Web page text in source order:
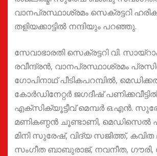
വാനപ്രസ്ഥാശ്രമം സെക്രട്ടറി
തളിയക്കാട്ടിൽ നന്ദിയും പറഞ്ഞു.
സേവാഭാരതി സെക്രട്ടറി വി.
രവീന്ദ്രൻ, വാനപ്രസ്ഥാശ്രമം
ഗോപിനാഥ് പീടികപറമ്പിൽ,
കോർഡിനേറ്റർ ജഗദീഷ്
എക്സിക്യൂട്ടീവ് മെമ്പർ ഒ.എൻ.
മണികണ്ഠൻ ചൂണ്ടാണി, മെഡിസെൽ
മിനി സുരേഷ്, വിദ്യ സജിത്ത്, കവിത
സംഗീത ബാബുരാജ്, നവനീത, ഗൗരി,